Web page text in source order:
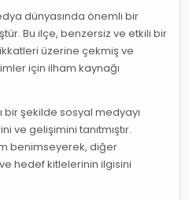
dünyasında önemli bir
Bu ilçe, benzersiz ve etkili bir
üzerine çekmiş ve
için ilham kaynağı
bir şekilde sosyal medyayı
ve gelişimini tanıtmıştır.
benimseyerek, diğer
hedef kitlelerinin ilgisini